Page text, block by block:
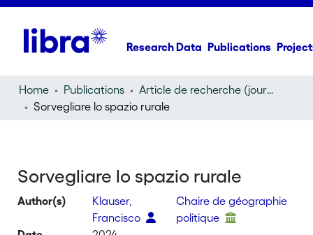
Research Data Publications
Home Publications
Article de recherche (journal article)
Sorvegliare lo spazio rurale
Sorvegliare lo spazio rurale
Author(s)
Klauser,
Francisco
Chaire de géographie
politique